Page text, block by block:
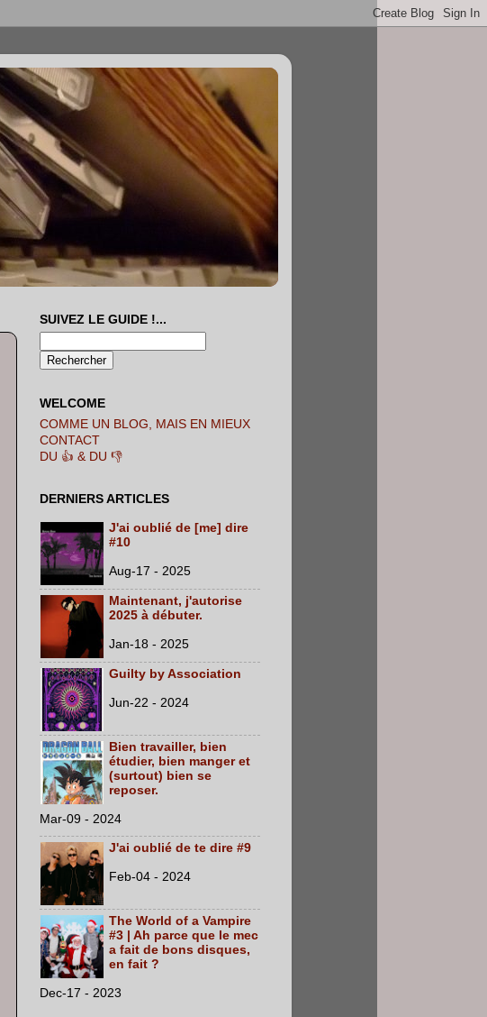
SUIVEZ LE GUIDE !...
WELCOME
COMME UN BLOG, MAIS EN MIEUX
CONTACT
DU 👍 & DU 👎
DERNIERS ARTICLES
J'ai oublié de [me] dire
#10
Aug-17 - 2025
Maintenant, j'autorise
2025 à débuter.
Jan-18 - 2025
Guilty by Association
Jun-22 - 2024
Bien travailler, bien
étudier, bien manger et
(surtout) bien se
reposer.
Mar-09 - 2024
J'ai oublié de te dire #9
Feb-04 - 2024
The World of a Vampire
#3 | Ah parce que le mec
a fait de bons disques,
en fait ?
Dec-17 - 2023